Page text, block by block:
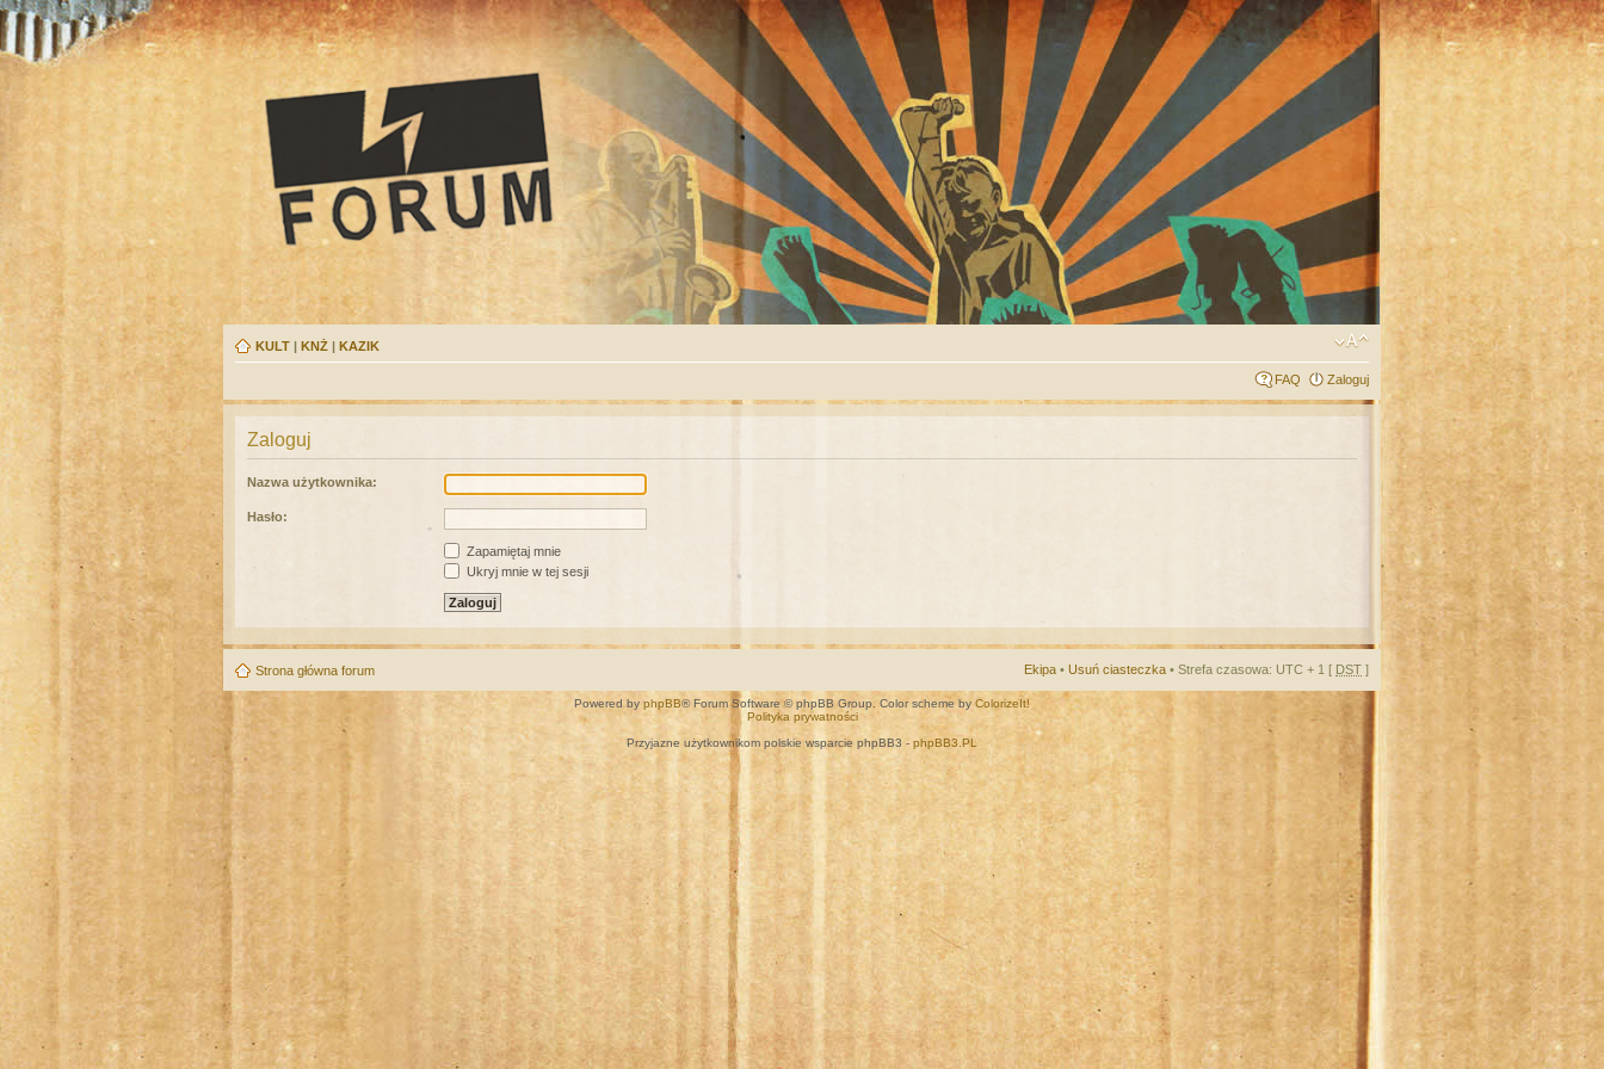
KULT | KNŻ | KAZIK
FAQ Zaloguj
Zaloguj
Nazwa użytkownika:
Hasło:
Zapamiętaj mnie
Ukryj mnie w tej sesji
Strona główna forum Ekipa • Usuń ciasteczka • Strefa czasowa: UTC + 1 [ DST ]
Powered by phpBB® Forum Software © phpBB Group. Color scheme by ColorizeIt!
Polityka prywatności
Przyjazne użytkownikom polskie wsparcie phpBB3 - phpBB3.PL